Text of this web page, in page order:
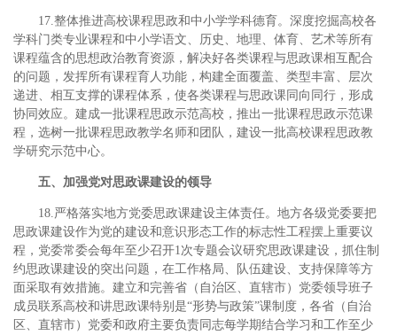
17.整体推进高校课程思政和中小学学科德育。深度挖掘高校各
学科门类专业课程和中小学语文、历史、地理、体育、艺术等所有
课程蕴含的思想政治教育资源，解决好各类课程与思政课相互配合
的问题，发挥所有课程育人功能，构建全面覆盖、类型丰富、层次
递进、相互支撑的课程体系，使各类课程与思政课同向同行，形成
协同效应。建成一批课程思政示范高校，推出一批课程思政示范课
程，选树一批课程思政教学名师和团队，建设一批高校课程思政教
学研究示范中心。
五、加强党对思政课建设的领导
18.严格落实地方党委思政课建设主体责任。地方各级党委要把
思政课建设作为党的建设和意识形态工作的标志性工程摆上重要议
程，党委常委会每年至少召开1次专题会议研究思政课建设，抓住制
约思政课建设的突出问题，在工作格局、队伍建设、支持保障等方
面采取有效措施。建立和完善省（自治区、直辖市）党委领导班子
成员联系高校和讲思政课特别是“形势与政策”课制度，各省（自治
区、直辖市）党委和政府主要负责同志每学期结合学习和工作至少